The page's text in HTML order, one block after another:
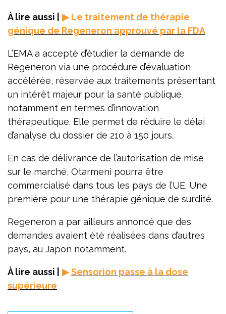
À lire aussi | ▶Le traitement de thérapie
génique de Regeneron approuvé par la FDA
L’EMA a accepté d’étudier la demande de
Regeneron via une procédure d’évaluation
accélérée, réservée aux traitements présentant
un intérêt majeur pour la santé publique,
notamment en termes d’innovation
thérapeutique. Elle permet de réduire le délai
d’analyse du dossier de 210 à 150 jours.
En cas de délivrance de l’autorisation de mise
sur le marché, Otarmeni pourra être
commercialisé dans tous les pays de l’UE. Une
première pour une thérapie génique de surdité.
Regeneron a par ailleurs annoncé que des
demandes avaient été réalisées dans d’autres
pays, au Japon notamment.
À lire aussi | ▶Sensorion passe à la dose
supérieure